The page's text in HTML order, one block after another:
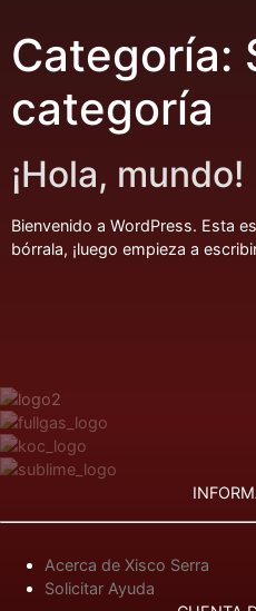
Categoría:
categoría
¡Hola, mundo!
Bienvenido a WordPress. Esta
bórrala, ¡luego empieza a
Acerca de Xisco Serra
Solicitar Ayuda